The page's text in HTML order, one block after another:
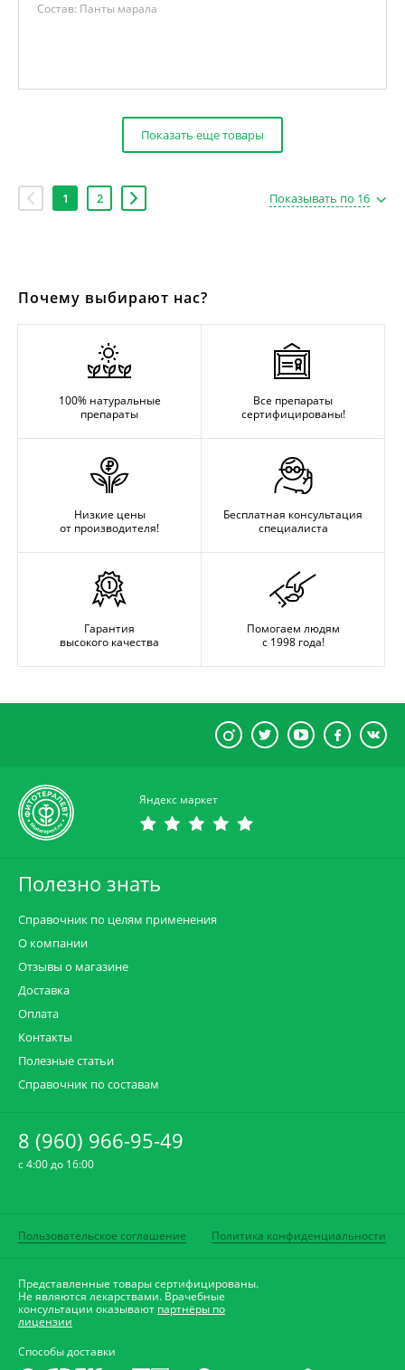
Состав: Панты марала
Показать еще товары
1 2 Показывать по 16
Почему выбирают нас?
100% натуральные
препараты
Все препараты
сертифицированы!
Низкие цены
от производителя!
Бесплатная консультация
специалиста
Гарантия
высокого качества
Помогаем людям
с 1998 года!
Яндекс маркет
Полезно знать
Справочник по целям применения
О компании
Отзывы о магазине
Доставка
Оплата
Контакты
Полезные статьи
Справочник по составам
8 (960) 966-95-49
c 4:00 до 16:00
Пользовательское соглашение Политика конфиденциальности
Представленные товары сертифицированы.
Не являются лекарствами. Врачебные
консультации оказывают партнёры по
лицензии
Способы доставки